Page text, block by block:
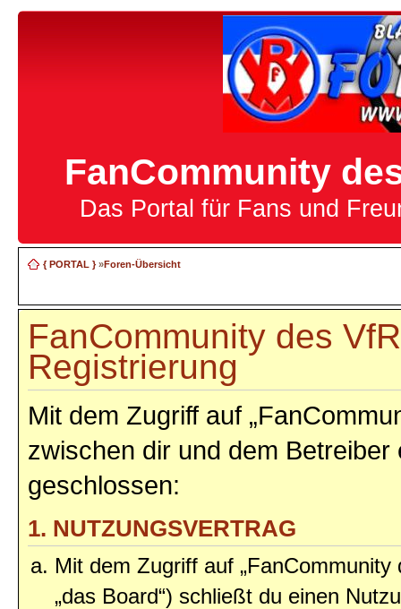
FanCommunity
Das Portal für Fans und
{ PORTAL }»Foren-Übersicht
FanCommunity des
Registrierung
Mit dem Zugriff auf
zwischen dir und dem
geschlossen:
1. NUTZUNGSVERTRAG
Mit dem Zugriff auf
„das Board“) schließt du einen